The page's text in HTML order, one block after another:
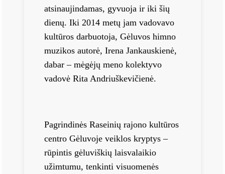
atsinaujindamas, gyvuoja ir iki šių
dienų. Iki 2014 metų jam vadovavo
kultūros darbuotoja, Gėluvos himno
muzikos autorė, Irena Jankauskienė,
dabar – mėgėjų meno kolektyvo
vadovė Rita Andriuškevičienė.
Pagrindinės Raseinių rajono kultūros
centro Gėluvoje veiklos kryptys –
rūpintis gėluviškių laisvalaikio
užimtumu, tenkinti visuomenės